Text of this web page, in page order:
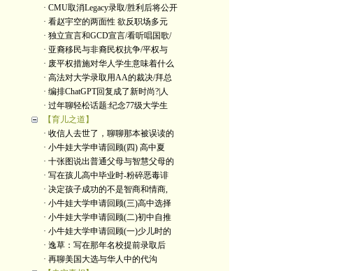
· CMU取消Legacy录取/胜利后将公开
· 看赵宇空的两面性 欲反职场多元
· 独立宣言和GCD宣言/看听唱国歌/
· 亚裔移民与非裔民权抗争/平权与
· 废平权措施对华人学生意味着什么
· 高法对大学录取用AA的裁决/拜总
· 编排ChatGPT回复成了新时尚?|人
· 过年聊轻松话题:纪念77级大学生
【育儿之道】
· 收信人去世了，聊聊那本被误读的
· 小牛娃大学申请回顾(四) 高中夏
· 十张图说出普通父母与智慧父母的
· 写在孩儿高中毕业时-粉碎恶毒诽
· 决定孩子成功的不是智商和情商,
· 小牛娃大学申请回顾(三)高中选择
· 小牛娃大学申请回顾(二)初中自推
· 小牛娃大学申请回顾(一)少儿时的
· 逸草：写在那年名校提前录取后
· 再聊美国大选与华人中的代沟